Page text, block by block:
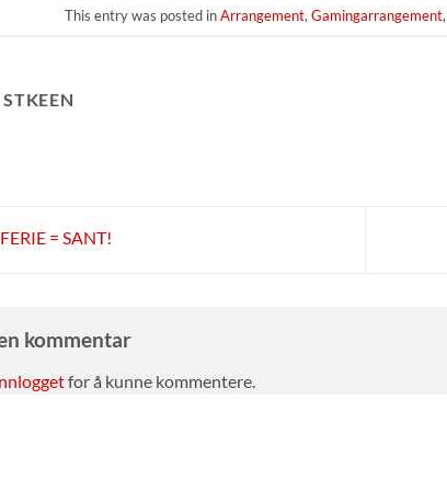
This entry was posted inArrangement,Gamingarrangement,
STKEEN
= SANT!
kommentar
for å kunne kommentere.